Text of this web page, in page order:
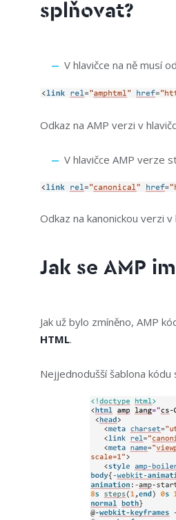
splňovat?
V hlavičce na ně musí
Odkaz na AMP verzi v
V hlavičce AMP verze
Odkaz na kanonickou verzi
Jak se AMP
Jak už bylo zmíněno, AMP
HTML.
Nejjednodušší šablona